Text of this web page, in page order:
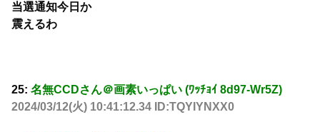
当選通知今日か
震えるわ
25: 名無CCDさん＠画素いっぱい (ﾜｯﾁｮｲ 8d97-Wr5Z)
2024/03/12(火) 10:41:12.34 ID:TQYIYNXX0